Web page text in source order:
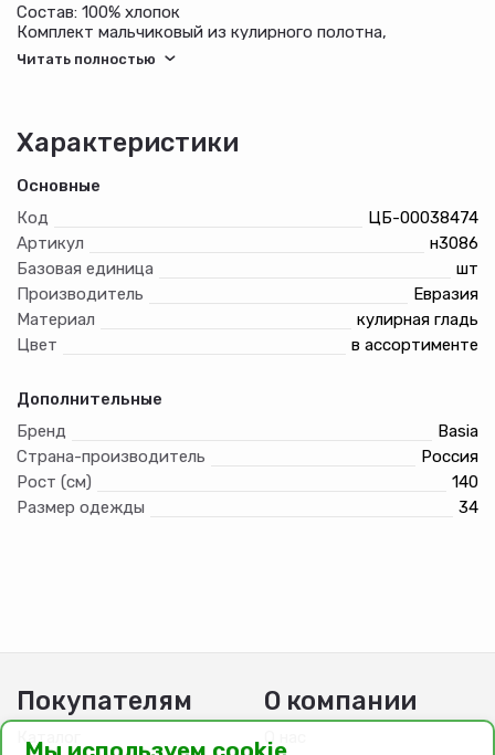
Состав: 100% хлопок
Комплект мальчиковый из кулирного полотна,
состоящий из джемпера и шорт. Джемпер с короткими
полотна контрастного цвета с боковыми карманами с
отрезным бочком и широким поясом из основного
Характеристики
Основные
Код
ЦБ-00038474
Артикул
н3086
Базовая единица
шт
Производитель
Евразия
Материал
кулирная гладь
Цвет
в ассортименте
Дополнительные
Бренд
Basia
Страна-производитель
Россия
Рост (см)
140
Размер одежды
34
Покупателям
Каталог
О компании
О нас